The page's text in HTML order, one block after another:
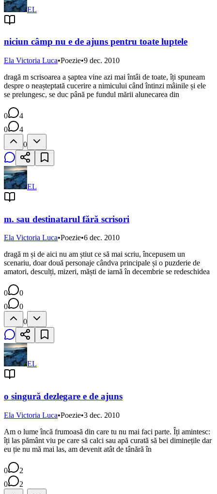
EL
niciun câmp nu e de ajuns pentru toate luptele
Ela Victoria Luca•Poezie•9 dec. 2010
dragă m scrisoarea a șaptea vine azi mai întâi de toate, îți spuneam
despre o neașteptată cucerire a nimicului când întinzi mâinile și ele
se prelungesc, se duc până pe fundul mării alunecarea din
0
4
0
4
0
EL
m. sau destinatarul fără scrisori
Ela Victoria Luca•Poezie•6 dec. 2010
dragă m și de aici nu am știut ce să mai scriu, începusem un
scenariu, doar două personaje cândva principale și o puzderie de
amatori, desculți, mizeri, măști de iarnă în decembrie se redeschidea
0
0
0
0
0
EL
o singură dezlegare e de ajuns
Ela Victoria Luca•Poezie•3 dec. 2010
Am o lume încă frumoasă din care tu nu mai faci parte. Îți amintesc:
îți las pământ viu pe care să calci sau apă curată să bei diminețile dar
eu ție nu mă mai las, am devenit atât de tânără în
0
2
0
2